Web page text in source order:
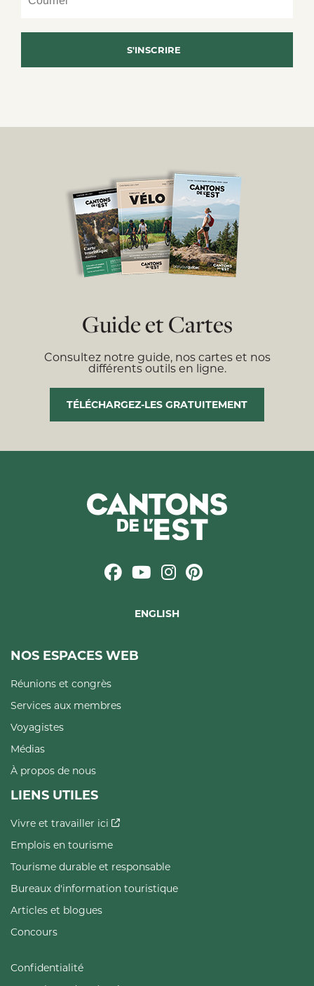
Guide et Cartes
Consultez notre guide, nos cartes et nos
différents outils en ligne.
TÉLÉCHARGEZ-LES GRATUITEMENT
ENGLISH
NOS ESPACES WEB
Réunions et congrès
Services aux membres
Voyagistes
Médias
À propos de nous
LIENS UTILES
Vivre et travailler ici
Emplois en tourisme
Tourisme durable et responsable
Bureaux d'information touristique
Articles et blogues
Concours
Confidentialité